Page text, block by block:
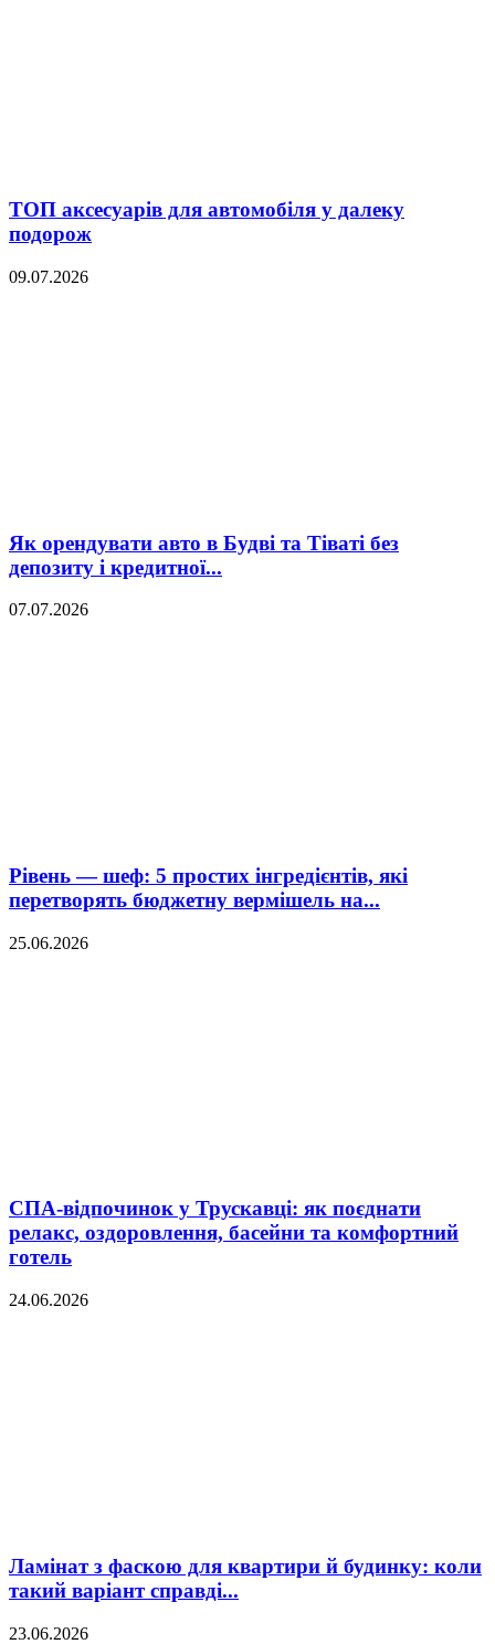
ТОП аксесуарів для автомобіля у далеку
подорож
09.07.2026
Як орендувати авто в Будві та Тіваті без
депозиту і кредитної...
07.07.2026
Рівень — шеф: 5 простих інгредієнтів, які
перетворять бюджетну вермішель на...
25.06.2026
СПА-відпочинок у Трускавці: як поєднати
релакс, оздоровлення, басейни та комфортний
готель
24.06.2026
Ламінат з фаскою для квартири й будинку: коли
такий варіант справді...
23.06.2026